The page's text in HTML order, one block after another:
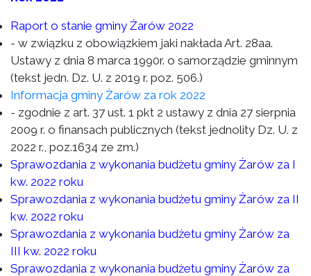
Raport o stanie gminy Żarów 2022
- w związku z obowiązkiem jaki nakłada Art. 28aa.
Ustawy z dnia 8 marca 1990r. o samorządzie gminnym
(tekst jedn. Dz. U. z 2019 r. poz. 506.)
Informacja gminy Żarów za rok 2022
- zgodnie z art. 37 ust. 1 pkt 2 ustawy z dnia 27 sierpnia
2009 r. o finansach publicznych (tekst jednolity Dz. U. z
2022 r., poz.1634 ze zm.)
Sprawozdania z wykonania budżetu gminy Żarów za I
kw. 2022 roku
Sprawozdania z wykonania budżetu gminy Żarów za II
kw. 2022 roku
Sprawozdania z wykonania budżetu gminy Żarów za
III kw. 2022 roku
Sprawozdania z wykonania budżetu gminy Żarów za